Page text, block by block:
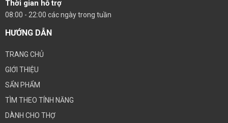
Thời gian hỗ trợ
08:00 - 22:00 các ngày trong tuần
HƯỚNG DẪN
TRANG CHỦ
GIỚI THIỆU
SẨN PHẨM
TÌM THEO TÍNH NĂNG
DÀNH CHO THỢ